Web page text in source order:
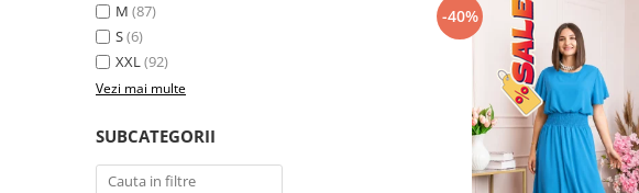
M (87)
S(6)
XXL(92)
Vezi mai multe
SUBCATEGORII
-40%